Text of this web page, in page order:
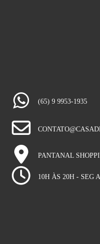
(65) 9 9953-1935
PANTANAL
10H ÀS 20H - SEG